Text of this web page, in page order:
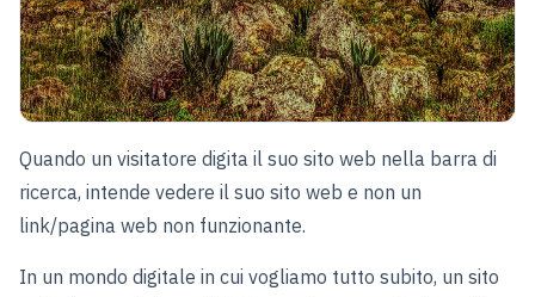
Quando un visitatore digita il suo sito web nella barra di
ricerca, intende vedere il suo sito web e non un
link/pagina web non funzionante.
In un mondo digitale in cui vogliamo tutto subito, un sito